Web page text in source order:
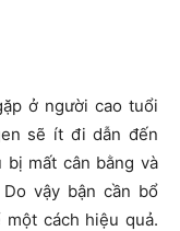
ở người cao tuổi
sẽ ít đi dẫn đến
mất cân bằng và
vậy bận cần bổ
cách hiệu quả.